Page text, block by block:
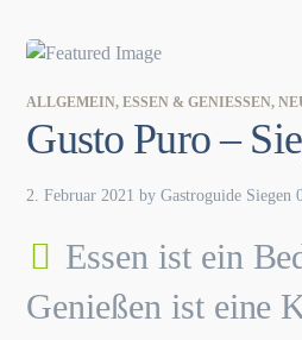
ALLGEMEIN,ESSEN & GENIESSEN ,
Gusto Puro –
2. Februar 2021 byGastroguide Siegen
Essen ist ein
Genießen ist eine